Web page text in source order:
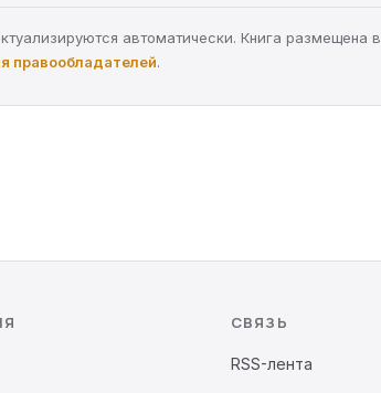
автоматически. Книга размещена в
правообладателей.
СВЯЗЬ
RSS-лента